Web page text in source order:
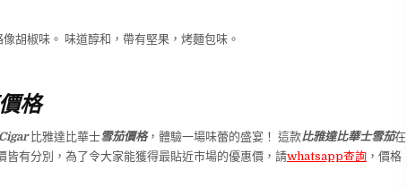
胡椒味。 味道醇和，帶有堅果，烤麵包味。
格
Cigar比雅達比華士雪茄價格，體驗一場味蕾的盛宴！ 這款比雅達比華士雪茄在
皆有分別，為了令大家能獲得最貼近市場的優惠價，請whatsapp查詢，價格